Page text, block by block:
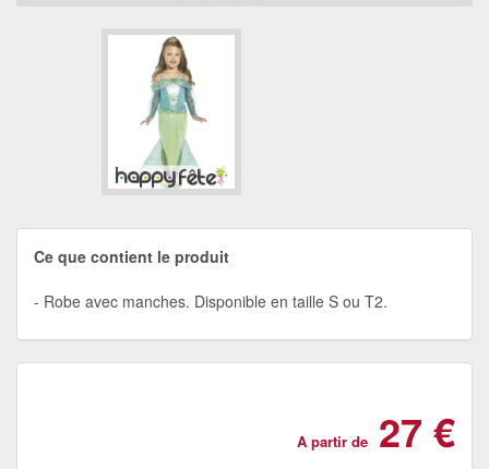
Ce que contient le produit
Robe avec manches. Disponible en taille S ou T2.
A partir de 27 €